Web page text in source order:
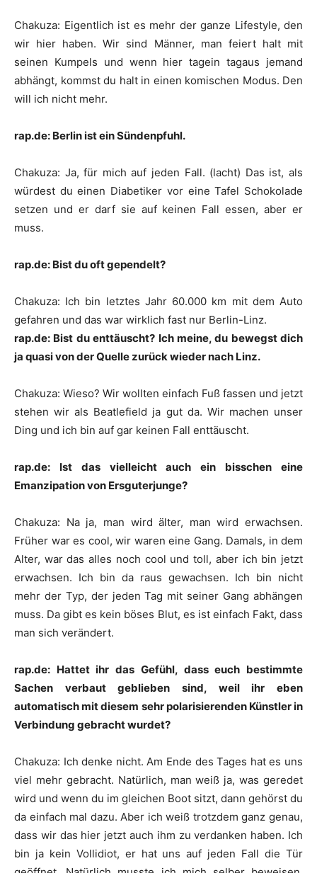
Chakuza: Eigentlich ist es mehr der ganze Lifestyle, den
wir hier haben. Wir sind Männer, man feiert halt mit
seinen Kumpels und wenn hier tagein tagaus jemand
abhängt, kommst du halt in einen komischen Modus. Den
will ich nicht mehr.
rap.de: Berlin ist ein Sündenpfuhl.
Chakuza: Ja, für mich auf jeden Fall. (lacht) Das ist, als
würdest du einen Diabetiker vor eine Tafel Schokolade
setzen und er darf sie auf keinen Fall essen, aber er
muss.
rap.de: Bist du oft gependelt?
Chakuza: Ich bin letztes Jahr 60.000 km mit dem Auto
gefahren und das war wirklich fast nur Berlin-Linz.
rap.de: Bist du enttäuscht? Ich meine, du bewegst dich
ja quasi von der Quelle zurück wieder nach Linz.
Chakuza: Wieso? Wir wollten einfach Fuß fassen und jetzt
stehen wir als Beatlefield ja gut da. Wir machen unser
Ding und ich bin auf gar keinen Fall enttäuscht.
rap.de: Ist das vielleicht auch ein bisschen eine
Emanzipation von Ersguterjunge?
Chakuza: Na ja, man wird älter, man wird erwachsen.
Früher war es cool, wir waren eine Gang. Damals, in dem
Alter, war das alles noch cool und toll, aber ich bin jetzt
erwachsen. Ich bin da raus gewachsen. Ich bin nicht
mehr der Typ, der jeden Tag mit seiner Gang abhängen
muss. Da gibt es kein böses Blut, es ist einfach Fakt, dass
man sich verändert.
rap.de: Hattet ihr das Gefühl, dass euch bestimmte
Sachen verbaut geblieben sind, weil ihr eben
automatisch mit diesem sehr polarisierenden Künstler in
Verbindung gebracht wurdet?
Chakuza: Ich denke nicht. Am Ende des Tages hat es uns
viel mehr gebracht. Natürlich, man weiß ja, was geredet
wird und wenn du im gleichen Boot sitzt, dann gehörst du
da einfach mal dazu. Aber ich weiß trotzdem ganz genau,
dass wir das hier jetzt auch ihm zu verdanken haben. Ich
bin ja kein Vollidiot, er hat uns auf jeden Fall die Tür